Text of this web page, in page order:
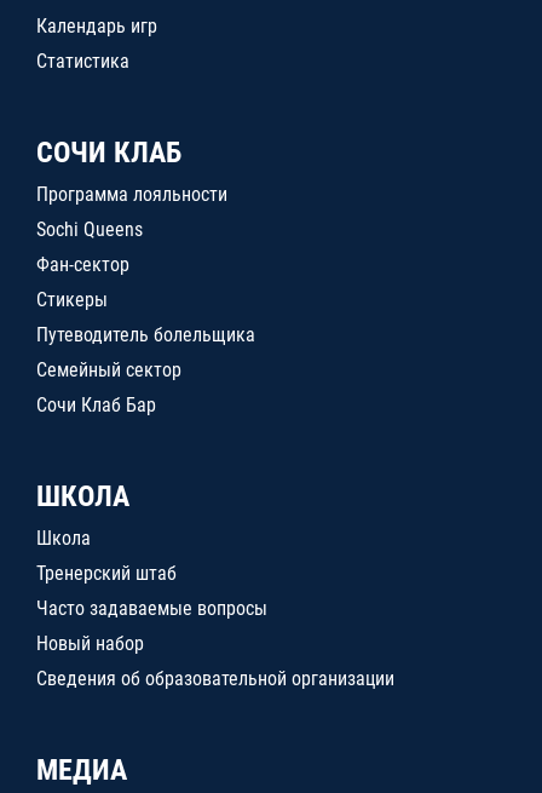
Календарь игр
Статистика
СОЧИ КЛАБ
Программа лояльности
Sochi Queens
Фан-сектор
Стикеры
Путеводитель болельщика
Семейный сектор
Сочи Клаб Бар
ШКОЛА
Школа
Тренерский штаб
Часто задаваемые вопросы
Новый набор
Сведения об образовательной организации
МЕДИА